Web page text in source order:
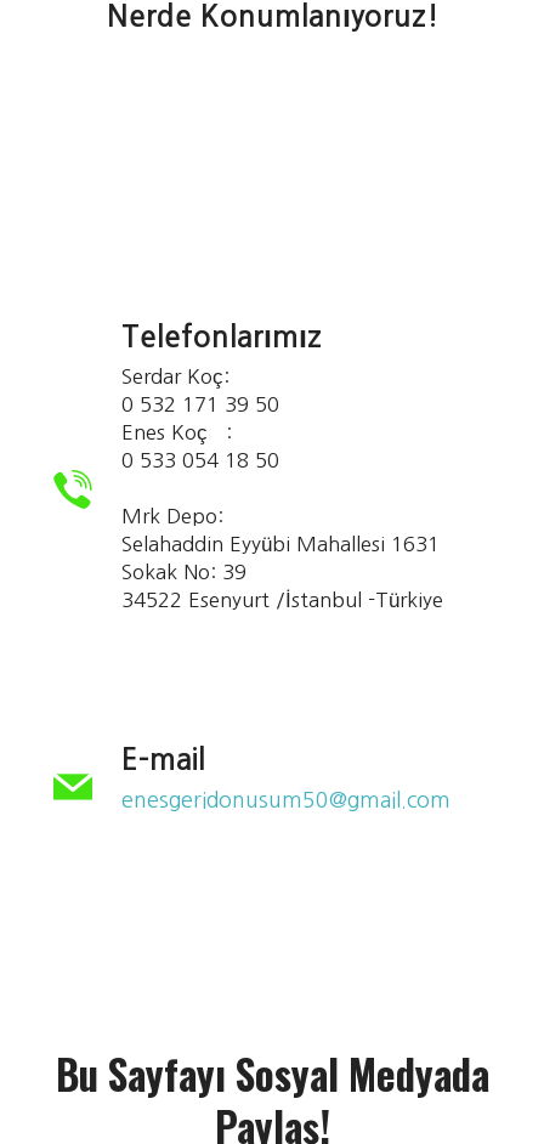
Nerde Konumlanıyoruz!
Telefonlarımız
Serdar Koç:
0 532 171 39 50
Enes Koç :
0 533 054 18 50
Mrk Depo:
Selahaddin Eyyübi Mahallesi 1631
Sokak No: 39
34522 Esenyurt /İstanbul -Türkiye
E-mail
enesgeridonusum50@gmail.com
Bu Sayfayı Sosyal Medyada
Paylaş!